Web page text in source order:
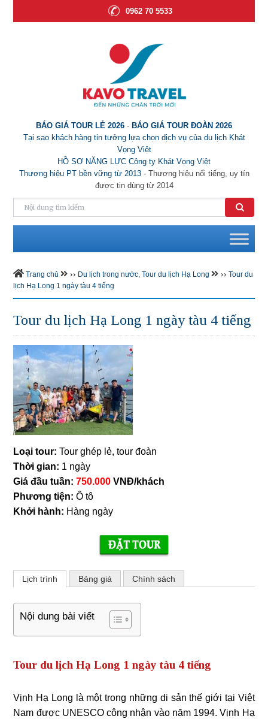
0962 70 5533
BÁO GIÁ TOUR LẺ 2026 - BÁO GIÁ TOUR ĐOÀN 2026
Tại sao khách hàng tin tưởng lựa chọn dịch vụ của du lịch Khát
Vọng Việt
HỒ SƠ NĂNG LỰC Công ty Khát Vọng Việt
Thương hiệu PT bền vững từ 2013- Thương hiệu nổi tiếng, uy tín
được tin dùng từ 2014
Trang chủ ›› Du lịch trong nước,Tour du lịch Hạ Long ›› Tour du
lịch Hạ Long 1 ngày tàu 4 tiếng
Tour du lịch Hạ Long 1 ngày tàu 4 tiếng
Loại tour: Tour ghép lẻ, tour đoàn
Thời gian: 1 ngày
Giá đầu tuần: 750.000VNĐ/khách
Phương tiện: Ô tô
Khởi hành: Hàng ngày
Lịch trình Bảng giá Chính sách
Nội dung bài viết
Tour du lịch Hạ Long 1 ngày tàu 4 tiếng
Vịnh Hạ Long là một trong những di sản thế giới tại Việt
Nam được UNESCO công nhận vào năm 1994. Vịnh Hạ